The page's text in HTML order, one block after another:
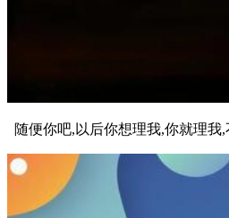
随便你吧,以后你想理我,你就理我